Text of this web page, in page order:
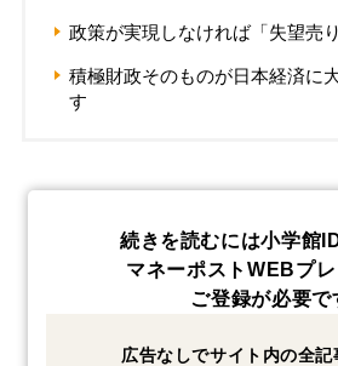
政策が実現しなければ「失望売
積極財政そのものが日本経済に
す
続きを読むには小学館
マネーポストWEBプ
ご登録が必要で
広告なしでサイト内の全記